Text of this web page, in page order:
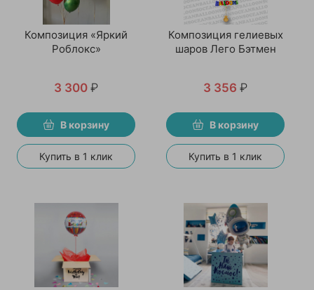
Композиция «Яркий
Роблокс»
3 300 ₽
В корзину
Купить в 1 клик
Композиция гелиевых
шаров Лего Бэтмен
3 356 ₽
В корзину
Купить в 1 клик